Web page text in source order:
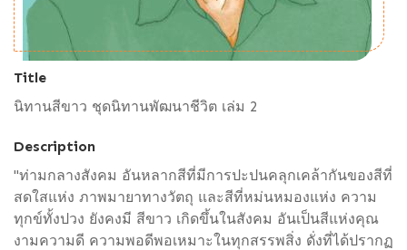
Title
นิทานสีขาว ชุดนิทานพัฒนาชีวิต เล่ม 2
Description
"ท่ามกลางสังคม อันหลากสีที่มีการปะปนคลุกเคล้ากันของสีที่
สดใสแห่ง ภาพมายาทางวัตถุ และสีที่หม่นหมองแห่ง ความ
ทุกข์ทั้งปวง ยังคงมี สีขาว เกิดขึ้นในสังคม อันเป็นสีแห่งคุณ
งามความดี ความพอดีพอเหมาะในทุกสรรพสิ่ง ดั่งที่ได้ปรากฏ